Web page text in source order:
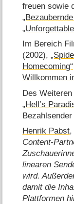
freuen sowie
Im Bereich
(2002),
Homecoming“
Willkommen
Des
„Hell’s
Henrik Pabst,
Content-
linearen
wird.
damit die
Plattformen